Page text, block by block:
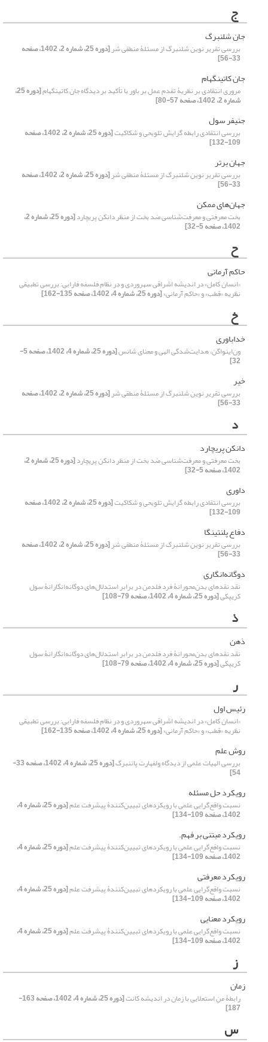
ج
جان شلنبرگ
بررسی تقریر نوین شلنبرگ از مسئلۀ منطقی شر [دوره 25، شماره 2، 1402، صفحه
33-56]
جان کاتینگهام
مروری انتقادی بر نظریۀ تقدم عمل بر باور با تأکید بر دیدگاه جان کاتینگهام [دوره 25،
شماره 2، 1402، صفحه 57-80]
جنیفر سول
بررسی انتقادی رابطه گرایش تلویحی و شکاکیت [دوره 25، شماره 2، 1402، صفحه
109-132]
جهان برتر
بررسی تقریر نوین شلنبرگ از مسئلۀ منطقی شر [دوره 25، شماره 2، 1402، صفحه
33-56]
جهان‌های ممکن
بخت معرفتی و معرفت‌شناسی ضد بخت از منظر دانکن پریچارد [دوره 25، شماره 2،
1402، صفحه 5-32]
ح
حاکم آرمانی
«انسان کامل» در اندیشه اشراقی سهروردی و در نظام فلسفه فارابی: بررسی تطبیقی
نظریه «قطب» و «حاکم آرمانی»[دوره 25، شماره 4، 1402، صفحه 135-162]
خ
خداباوری
ون‌اینواگن، هدایت‌شدگی الهی و معنای شانس [دوره 25، شماره 4، 1402، صفحه 5-
32]
خیر
بررسی تقریر نوین شلنبرگ از مسئلۀ منطقی شر [دوره 25، شماره 2، 1402، صفحه
33-56]
د
دانکن پریچارد
بخت معرفتی و معرفت‌شناسی ضد بخت از منظر دانکن پریچارد [دوره 25، شماره 2،
1402، صفحه 5-32]
داوری
بررسی انتقادی رابطه گرایش تلویحی و شکاکیت [دوره 25، شماره 2، 1402، صفحه
109-132]
دفاع پلنتینگا
بررسی تقریر نوین شلنبرگ از مسئلۀ منطقی شر [دوره 25، شماره 2، 1402، صفحه
33-56]
دوگانه‌انگاری
نقد نقدهای بدن‌محورانۀ فرد فلدمن در برابر استدلال‌های دوگانه‌انگارانۀ سول
کریپکی[دوره 25، شماره 4، 1402، صفحه 79-108]
ذ
ذهن
نقد نقدهای بدن‌محورانۀ فرد فلدمن در برابر استدلال‌های دوگانه‌انگارانۀ سول
کریپکی[دوره 25، شماره 4، 1402، صفحه 79-108]
ر
رئیس اول
«انسان کامل» در اندیشه اشراقی سهروردی و در نظام فلسفه فارابی: بررسی تطبیقی
نظریه «قطب» و «حاکم آرمانی»[دوره 25، شماره 4، 1402، صفحه 135-162]
روش علم
بررسی الهیات علمی از دیدگاه ولفهارت پاننبرگ [دوره 25، شماره 4، 1402، صفحه 33-
54]
رویکرد حل مسئله
نسبت واقع‌گرایی علمی با رویکردهای تبیین‌کنندۀ پیشرفت علم [دوره 25، شماره 4،
1402، صفحه 109-134]
رویکرد مبتنی بر فهم.
نسبت واقع‌گرایی علمی با رویکردهای تبیین‌کنندۀ پیشرفت علم [دوره 25، شماره 4،
1402، صفحه 109-134]
رویکرد معرفتی
نسبت واقع‌گرایی علمی با رویکردهای تبیین‌کنندۀ پیشرفت علم [دوره 25، شماره 4،
1402، صفحه 109-134]
رویکرد معنایی
نسبت واقع‌گرایی علمی با رویکردهای تبیین‌کنندۀ پیشرفت علم [دوره 25، شماره 4،
1402، صفحه 109-134]
ز
زمان
رابطۀ منِ استعلایی با زمان در اندیشه کانت [دوره 25، شماره 4، 1402، صفحه 163-
187]
س